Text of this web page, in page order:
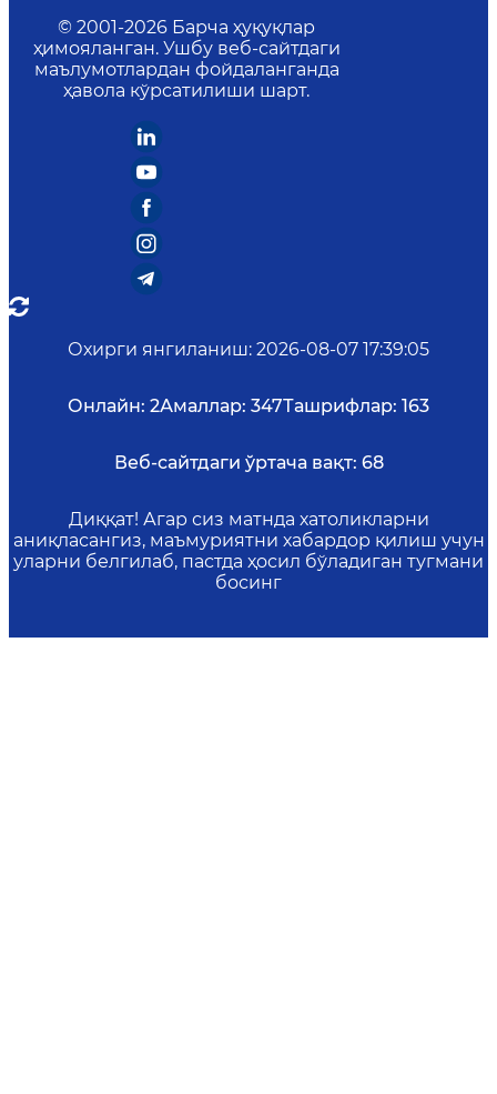
© 2001-2026 Барча ҳуқуқлар
ҳимояланган. Ушбу веб-сайтдаги
маълумотлардан фойдаланганда
ҳавола кўрсатилиши шарт.
Охирги янгиланиш: 2026-08-07 17:39:05
Онлайн: 2Амаллар: 347Ташрифлар: 163
Веб-сайтдаги ўртача вақт: 68
Диққат! Агар сиз матнда хатоликларни
аниқласангиз, маъмуриятни хабардор қилиш учун
уларни белгилаб, пастда ҳосил бўладиган тугмани
босинг